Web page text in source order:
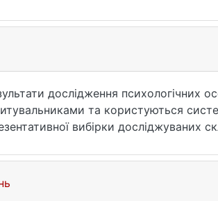
дослідження психологічних
та користуються
вибірки досліджуваних
проаналізувати соціально-
респондентів є тип, що має
потребою в цих рисах. Наведена